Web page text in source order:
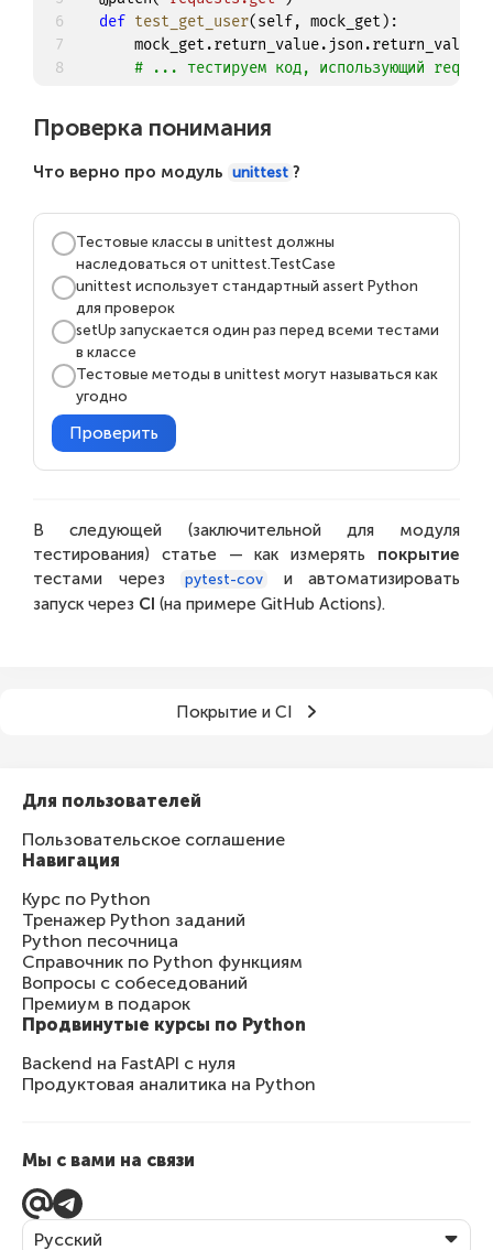
6
7
8
def test_get_user(self, mock_get ) :
        mock_get
.return_value. json .return_value
# ... тестируем код, использующий
Проверка понимания
Что верно про модуль unittest ?
Тестовые классы в unittest должны
наследоваться от unittest.TestCase
unittest использует стандартный assert Python
для проверок
setUp запускается один раз перед всеми тестами
в классе
Тестовые методы в unittest могут называться как
угодно
Проверить
В следующей (заключительной для модуля
тестирования) статье — как измерять покрытие
тестами через
pytest-cov
и автоматизировать
запуск через CI (на примере GitHub Actions).
Покрытие и CI
Для пользователей
Пользовательское соглашение
Навигация
Курс по Python
Тренажер Python заданий
Python песочница
Справочник по Python функциям
Вопросы с собеседований
Премиум в подарок
Продвинутые курсы по Python
Backend на FastAPI с нуля
Продуктовая аналитика на Python
Мы с вами на связи
Русский